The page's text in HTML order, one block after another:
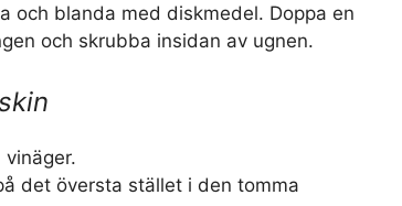
och blanda med diskmedel. Doppa en
och skrubba insidan av ugnen.
vinäger.
det översta stället i den tomma